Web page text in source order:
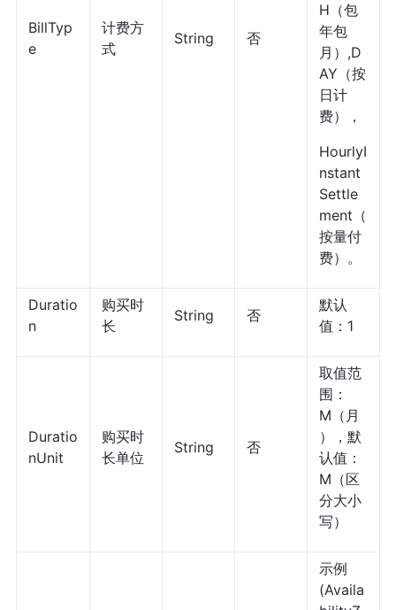
BillTyp
e
计费方
式
String 否
H（包
年包
月）,D
AY（按
日计
费），
HourlyI
nstant
Settle
ment（
按量付
费）。
Duratio
n
购买时
长
String 否
默认
值：1
Duratio
nUnit
购买时
长单位
String 否
取值范
围：
M（月
），默
认值：
M（区
分大小
写）
示例
(Availa